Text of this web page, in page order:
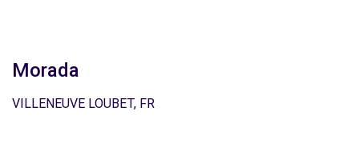
Morada
VILLENEUVE LOUBET, FR